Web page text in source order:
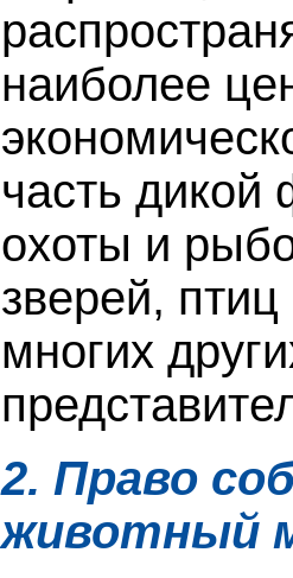
наиболее
часть
охоты и
зверей,
многих
2. Право
животный